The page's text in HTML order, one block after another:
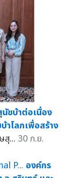
ขบ้าต่อเนื่อง
าโลกเพื่อสร้าง
สุ... 30 ก.ย.
องค์กร